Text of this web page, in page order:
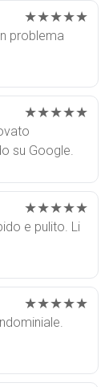
★★★★★
problema
★★★★★
su Google.
★★★★★
e pulito. Li
★★★★★